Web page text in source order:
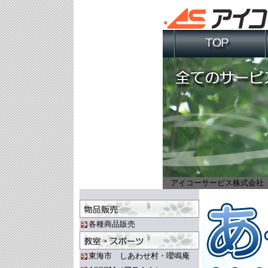
アイコーサービス株式会
各種商品販売
東海市 しあわせ村・嚶鳴庵